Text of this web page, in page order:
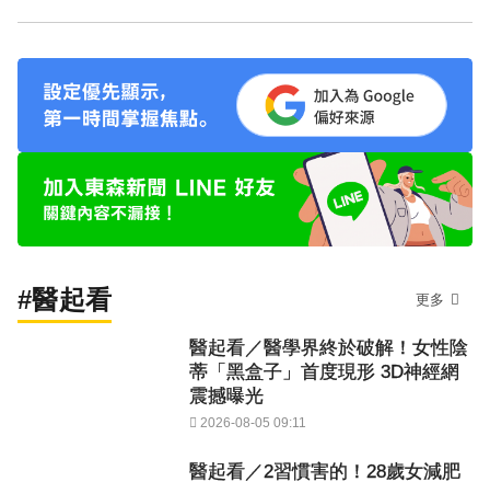
#醫起看 更多
醫起看／醫學界終於破解！女性陰
蒂「黑盒子」首度現形 3D神經網
震撼曝光
2026-08-05 09:11
醫起看／2習慣害的！28歲女減肥